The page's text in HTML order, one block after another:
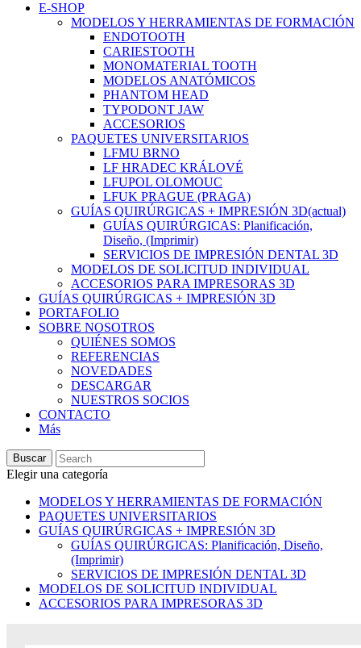
E-SHOP
MODELOS Y HERRAMIENTAS DE FORMACIÓN
ENDOTOOTH
CARIESTOOTH
MONOMATERIAL TOOTH
MODELOS ANATÓMICOS
PHANTOM HEAD
TYPODONT JAW
ACCESORIOS
PAQUETES UNIVERSITARIOS
LFMU BRNO
LF HRADEC KRÁLOVÉ
LFUPOL OLOMOUC
LFUK PRAGUE (PRAGA)
GUÍAS QUIRÚRGICAS + IMPRESIÓN 3D(actual)
GUÍAS QUIRÚRGICAS: Planificación,
Diseño, (Imprimir)
SERVICIOS DE IMPRESIÓN DENTAL 3D
MODELOS DE SOLICITUD INDIVIDUAL
ACCESORIOS PARA IMPRESORAS 3D
GUÍAS QUIRÚRGICAS + IMPRESIÓN 3D
PORTAFOLIO
SOBRE NOSOTROS
QUIÉNES SOMOS
REFERENCIAS
NOVEDADES
DESCARGAR
NUESTROS SOCIOS
CONTACTO
Más
Buscar
Elegir una categoría
MODELOS Y HERRAMIENTAS DE FORMACIÓN
PAQUETES UNIVERSITARIOS
GUÍAS QUIRÚRGICAS + IMPRESIÓN 3D
GUÍAS QUIRÚRGICAS: Planificación, Diseño,
(Imprimir)
SERVICIOS DE IMPRESIÓN DENTAL 3D
MODELOS DE SOLICITUD INDIVIDUAL
ACCESORIOS PARA IMPRESORAS 3D